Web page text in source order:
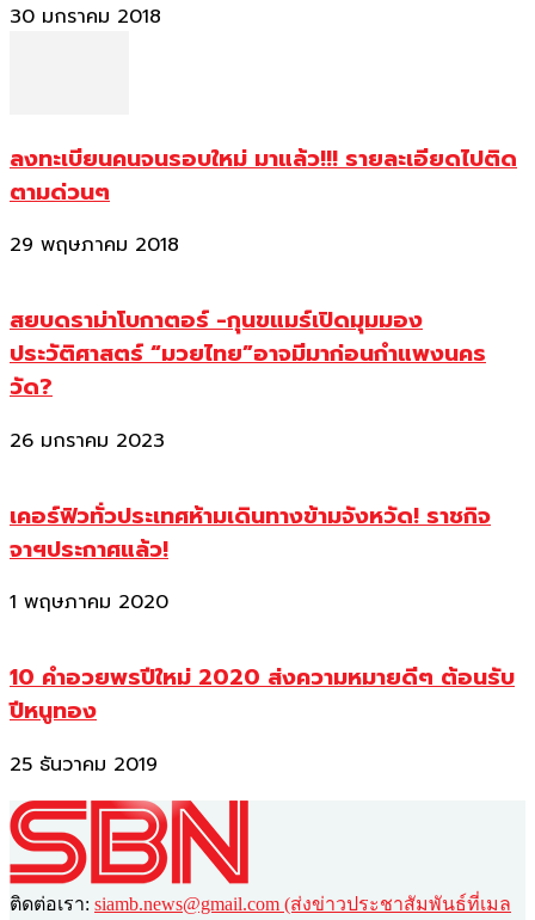
30 มกราคม 2018
ลงทะเบียนคนจนรอบใหม่ มาแล้ว!!! รายละเอียดไปติด
ตามด่วนๆ
29 พฤษภาคม 2018
สยบดราม่าโบกาตอร์ -กุนขแมร์เปิดมุมมอง
ประวัติศาสตร์ “มวยไทย”อาจมีมาก่อนกำแพงนคร
วัด?
26 มกราคม 2023
เคอร์ฟิวทั่วประเทศห้ามเดินทางข้ามจังหวัด! ราชกิจ
จาฯประกาศแล้ว!
1 พฤษภาคม 2020
10 คำอวยพรปีใหม่ 2020 ส่งความหมายดีๆ ต้อนรับ
ปีหนูทอง
25 ธันวาคม 2019
ติดต่อเรา: siamb.news@gmail.com (ส่งข่าวประชาสัมพันธ์ที่เมล